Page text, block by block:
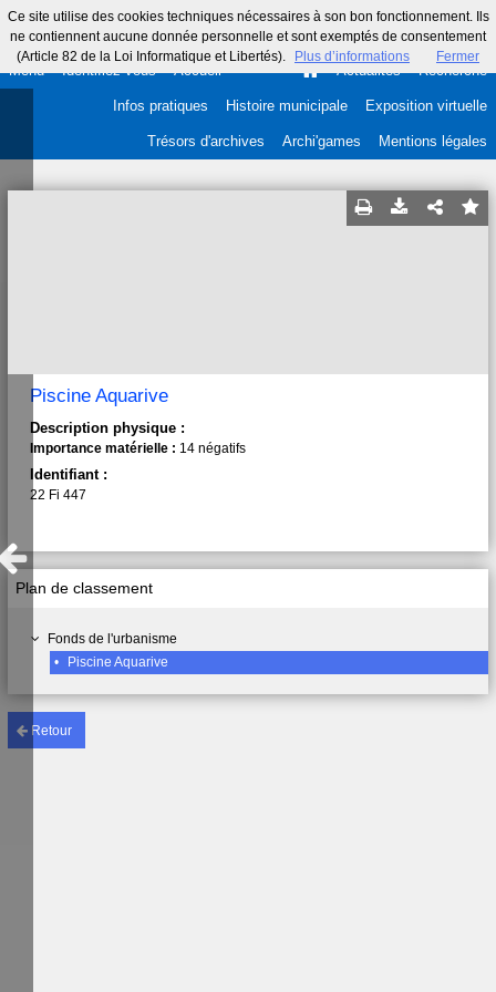
Ce site utilise des cookies techniques nécessaires à son bon fonctionnement. Ils
ne contiennent aucune donnée personnelle et sont exemptés de consentement
(Article 82 de la Loi Informatique et Libertés).
Plus d’informations Fermer
Menu Identifiez-vous Accueil Actualités Recherche
Infos pratiques Histoire municipale Exposition virtuelle
Trésors d'archives Archi'games Mentions légales
Retour
Plan de classement
Fonds de l'urbanisme
•
Piscine Aquarive
Piscine Aquarive
Description physique :
Importance matérielle : 14 négatifs
Identifiant :
22 Fi 447